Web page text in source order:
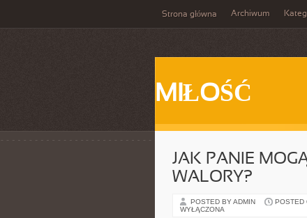
Strona główna Archiwum
MIŁOŚĆ
JAK PANIE
WALORY?
POSTED BY ADMIN POSTED
WYŁĄCZONA